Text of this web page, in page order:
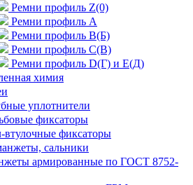
Ремни профиль Z(0)
Ремни профиль А
Ремни профиль В(Б)
Ремни профиль С(В)
Ремни профиль D(Г) и E(Д)
химия
уплотнители
фиксаторы
втулочные фиксаторы
сальники
армированные по ГОСТ 8752-